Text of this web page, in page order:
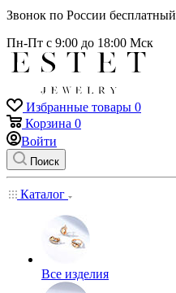
Звонок по России бесплатный
Пн-Пт с 9:00 до 18:00 Мск
Избранные товары 0
Корзина 0
Войти
Поиск
Каталог
Все изделия